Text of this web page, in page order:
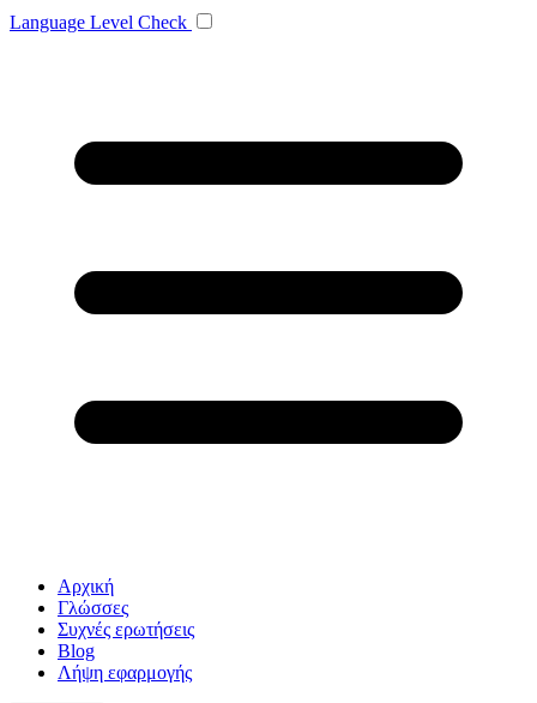
Language Level Check
Αρχική
Γλώσσες
Συχνές ερωτήσεις
Blog
Λήψη εφαρμογής